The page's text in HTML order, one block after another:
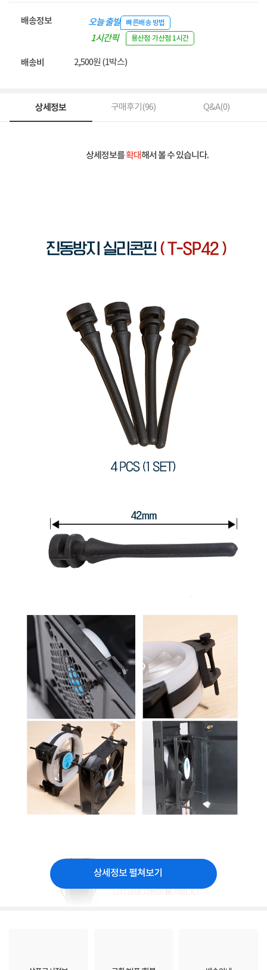
배송정보 오늘 출발 빠른배송 방법
1시간픽
용산점·가산점 1시간
배송비 2,500원 (1박스)
상세정보 구매후기(96) Q&A(0)
상세정보를확대해서 볼 수 있습니다.
상세정보 펼쳐보기